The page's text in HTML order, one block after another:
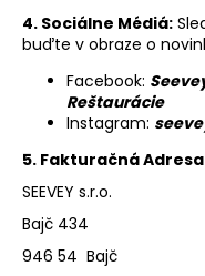
4. Sociálne Médiá:
buďte v obraze o
Facebook:
Reštaurácie
Instagram:
5. Fakturačná
SEEVEY s.r.o.
Bajč 434
946 54 Bajč
O
d
č
a
m
e